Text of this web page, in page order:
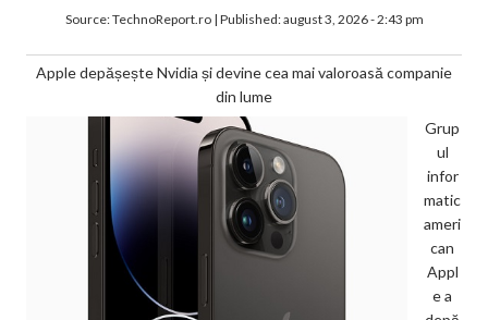
Source:TechnoReport.ro| Published:august 3, 2026 - 2:43 pm
Apple depășește Nvidia și devine cea mai valoroasă companie
din lume
Grup
ul
infor
matic
ameri
can
Appl
e a